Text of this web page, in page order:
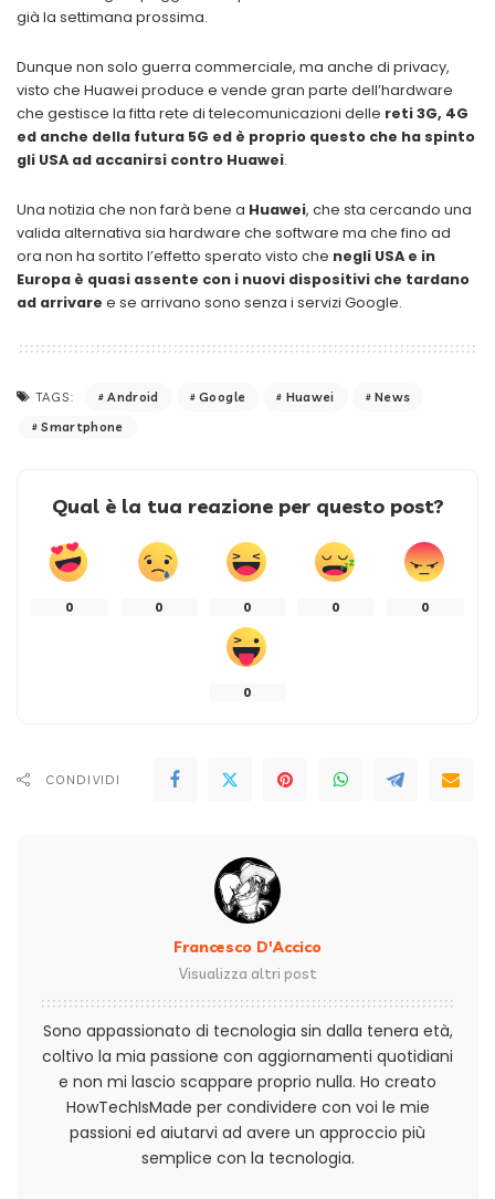
già la settimana prossima.
Dunque non solo guerra commerciale, ma anche di privacy,
visto che Huawei produce e vende gran parte dell’hardware
che gestisce la fitta rete di telecomunicazioni delle reti 3G, 4G
ed anche della futura 5G ed è proprio questo che ha spinto
gli USA ad accanirsi contro Huawei.
Una notizia che non farà bene a Huawei, che sta cercando una
valida alternativa sia hardware che software ma che fino ad
ora non ha sortito l’effetto sperato visto che negli USA e in
Europa è quasi assente con i nuovi dispositivi che tardano
ad arrivare e se arrivano sono senza i servizi Google.
TAGS: Android Google Huawei
News
Smartphone
Qual è la tua reazione per questo post?
0 0 0 0 0
0
CONDIVIDI
Francesco D'Accico
Visualizza altri post
Sono appassionato di tecnologia sin dalla tenera età,
coltivo la mia passione con aggiornamenti quotidiani
e non mi lascio scappare proprio nulla. Ho creato
HowTechIsMade per condividere con voi le mie
passioni ed aiutarvi ad avere un approccio più
semplice con la tecnologia.